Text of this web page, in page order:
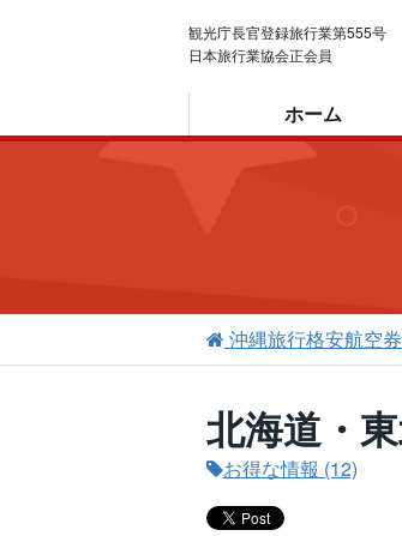
ホーム
観光庁長官登録旅行業第555号
日本旅行業協会正会員
沖縄旅行格安航空
北海道・
お得な情報 (12)